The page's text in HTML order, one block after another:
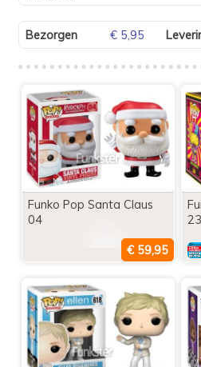
Bezorgen € 5,95
Funko Pop Santa Claus
04